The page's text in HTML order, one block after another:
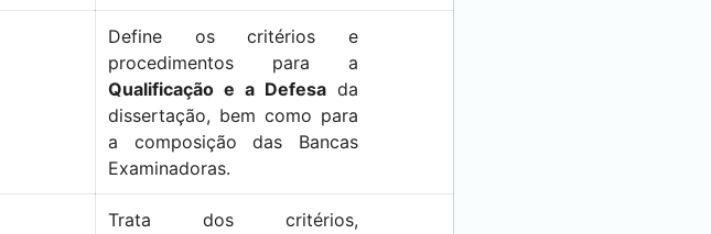
Define os critérios e
procedimentos para a
Qualificação e a Defesada
dissertação, bem como para
a composição das Bancas
Examinadoras.
Trata dos critérios,